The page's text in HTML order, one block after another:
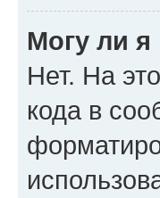
Могу ли я
Нет. На
кода в